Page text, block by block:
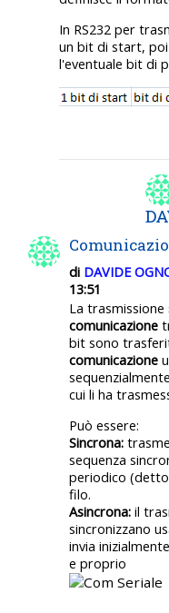
In RS232 per
un bit di start,
l'eventuale bit di
di DAVIDE
13:51
La trasmissione
comunicazione
bit sono
comunicazione
cui li ha
Può essere:
Sincrona:
sequenza
periodico (detto
filo.
Asincrona: il
sincronizzano
invia
e proprio